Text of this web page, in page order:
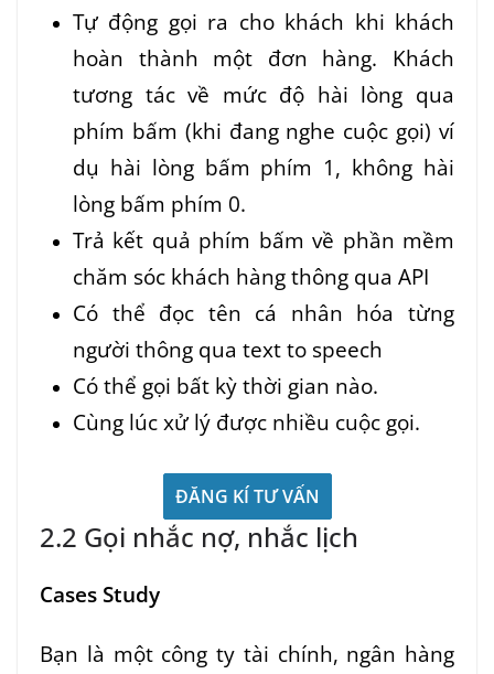
Tự động gọi ra cho khách khi khách
hoàn thành một đơn hàng. Khách
tương tác về mức độ hài lòng qua
phím bấm (khi đang nghe cuộc gọi) ví
dụ hài lòng bấm phím 1, không hài
lòng bấm phím 0.
Trả kết quả phím bấm về phần mềm
chăm sóc khách hàng thông qua API
Có thể đọc tên cá nhân hóa từng
người thông qua text to speech
Có thể gọi bất kỳ thời gian nào.
Cùng lúc xử lý được nhiều cuộc gọi.
ĐĂNG KÍ TƯ VẤN
2.2 Gọi nhắc nợ, nhắc lịch
Cases Study
Bạn là một công ty tài chính, ngân hàng